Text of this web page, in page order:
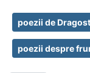
poezii de
poezii despre